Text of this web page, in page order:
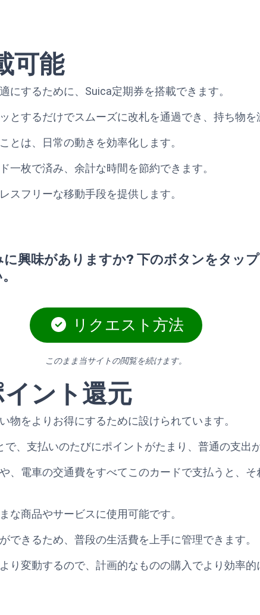
可能
にするために、Suica定期券を搭載できます。
とするだけでスムーズに改札を通過でき、持ち物を
とは、日常の動きを効率化します。
一枚で済み、余計な時間を節約できます。
スフリーな移動手段を提供します。
興味がありますか? 下のボタンをタッ
リクエスト方法
このまま当サイトの閲覧を続けます。
ント還元
物をよりお得にするために設けられています。
、支払いのたびにポイントがたまり、普通の支出
、電車の交通費をすべてこのカードで支払うと、そ
な商品やサービスに使用可能です。
できるため、普段の生活費を上手に管理できます。
り変動するので、計画的なものの購入でより効率的